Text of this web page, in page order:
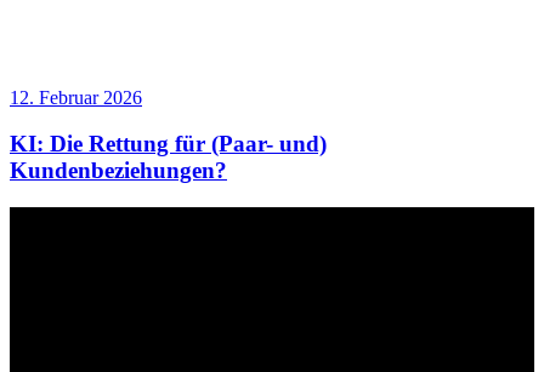
12. Februar 2026
KI: Die Rettung für (Paar- und)
Kundenbeziehungen?